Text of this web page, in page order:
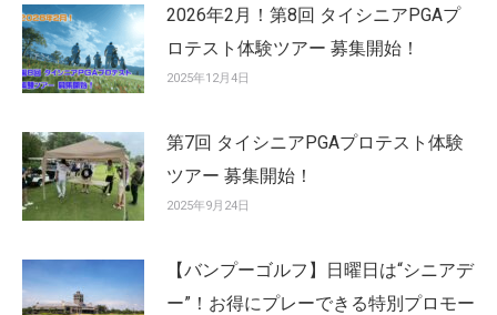
2026年2月！第8回 タイシニアPGAプ
ロテスト体験ツアー 募集開始！
2025年12月4日
第7回 タイシニアPGAプロテスト体験
ツアー 募集開始！
2025年9月24日
【バンプーゴルフ】日曜日は“シニアデ
ー”！お得にプレーできる特別プロモー